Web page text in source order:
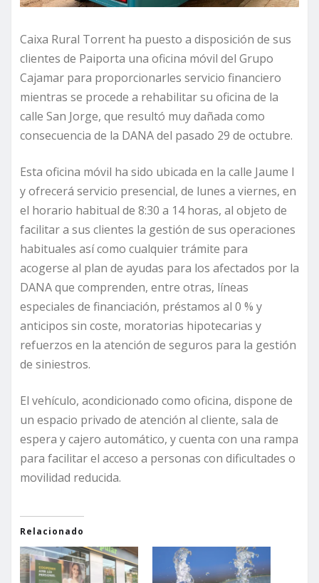
Caixa Rural Torrent ha puesto a disposición de sus
clientes de Paiporta una oficina móvil del Grupo
Cajamar para proporcionarles servicio financiero
mientras se procede a rehabilitar su oficina de la
calle San Jorge, que resultó muy dañada como
consecuencia de la DANA del pasado 29 de octubre.
Esta oficina móvil ha sido ubicada en la calle Jaume I
y ofrecerá servicio presencial, de lunes a viernes, en
el horario habitual de 8:30 a 14 horas, al objeto de
facilitar a sus clientes la gestión de sus operaciones
habituales así como cualquier trámite para
acogerse al plan de ayudas para los afectados por la
DANA que comprenden, entre otras, líneas
especiales de financiación, préstamos al 0 % y
anticipos sin coste, moratorias hipotecarias y
refuerzos en la atención de seguros para la gestión
de siniestros.
El vehículo, acondicionado como oficina, dispone de
un espacio privado de atención al cliente, sala de
espera y cajero automático, y cuenta con una rampa
para facilitar el acceso a personas con dificultades o
movilidad reducida.
Relacionado